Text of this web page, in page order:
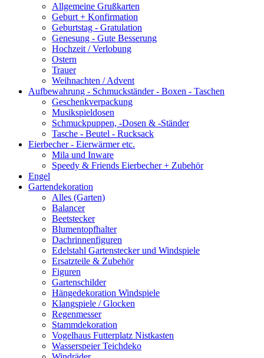
Allgemeine Grußkarten
Geburt + Konfirmation
Geburtstag - Gratulation
Genesung - Gute Besserung
Hochzeit / Verlobung
Ostern
Trauer
Weihnachten / Advent
Aufbewahrung - Schmuckständer - Boxen - Taschen
Geschenkverpackung
Musikspieldosen
Schmuckpuppen, -Dosen & -Ständer
Tasche - Beutel - Rucksack
Eierbecher - Eierwärmer etc.
Mila und Inware
Speedy & Friends Eierbecher + Zubehör
Engel
Gartendekoration
Alles (Garten)
Balancer
Beetstecker
Blumentopfhalter
Dachrinnenfiguren
Edelstahl Gartenstecker und Windspiele
Ersatzteile & Zubehör
Figuren
Gartenschilder
Hängedekoration Windspiele
Klangspiele / Glocken
Regenmesser
Stammdekoration
Vogelhaus Futterplatz Nistkasten
Wasserspeier Teichdeko